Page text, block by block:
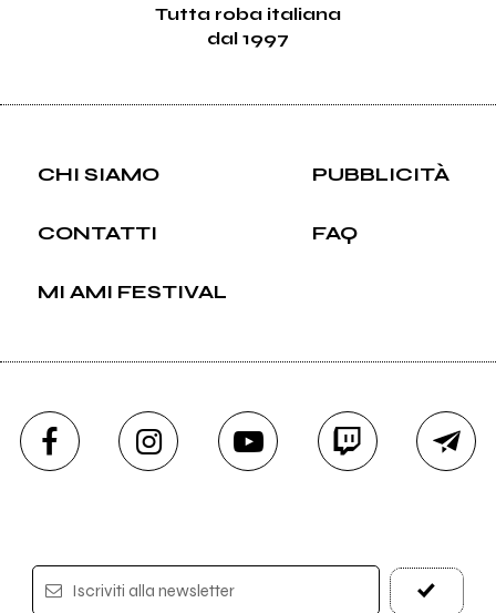
Tutta roba italiana
dal 1997
CHI SIAMO PUBBLICITÀ
CONTATTI FAQ
MI AMI FESTIVAL
Iscriviti alla newsletter